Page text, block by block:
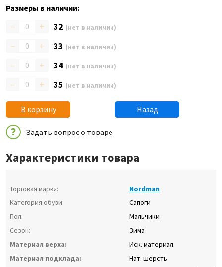
Размеры в наличии:
– + 32 (нет в наличии)
– + 33 (нет в наличии)
– + 34 (нет в наличии)
– + 35 (нет в наличии)
В корзину Назад
Задать вопрос о товаре
Характеристики товара
Торговая марка:
Nordman
Категория обуви:
Сапоги
Пол:
Мальчики
Сезон:
Зима
Материал верха:
Иск. материал
Материал подклада:
Нат. шерсть